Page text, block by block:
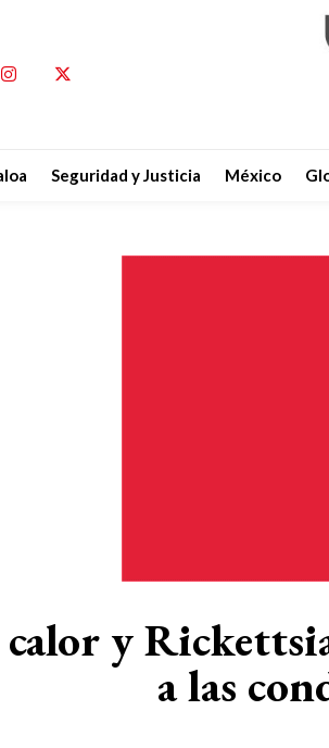
Seguridad y Justicia México
calor y
a las